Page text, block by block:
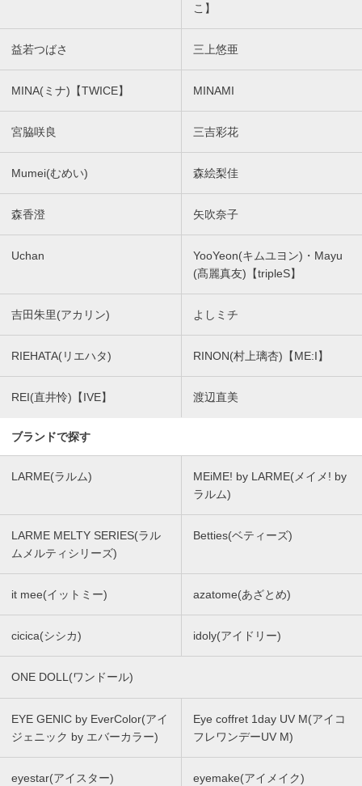
こ】
益若つばさ 三上悠亜
MINA(ミナ)【TWICE】 MINAMI
宮脇咲良 三吉彩花
Mumei(むめい) 森絵梨佳
森香澄 矢吹奈子
Uchan
YooYeon(キムユヨン)・Mayu
(髙麗真友)【tripleS】
吉田朱里(アカリン) よしミチ
RIEHATA(リエハタ) RINON(村上璃杏)【ME:I】
REI(直井怜)【IVE】 渡辺直美
ブランドで探す
LARME(ラルム)
MEiME! by LARME(メイメ! by
ラルム)
LARME MELTY SERIES(ラル
ムメルティシリーズ)
Betties(ベティーズ)
it mee(イットミー) azatome(あざとめ)
cicica(シシカ) idoly(アイドリー)
ONE DOLL(ワンドール)
EYE GENIC by EverColor(アイ
ジェニック by エバーカラー)
Eye coffret 1day UV M(アイコ
フレワンデーUV M)
eyestar(アイスター) eyemake(アイメイク)